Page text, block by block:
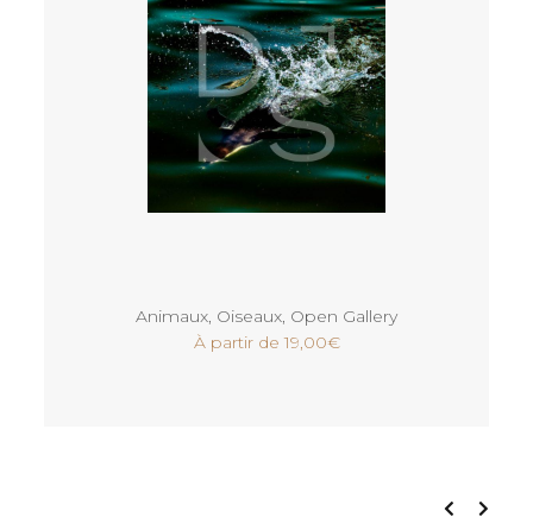
Animaux, Oiseaux, Open Gallery
À partir de19,00€